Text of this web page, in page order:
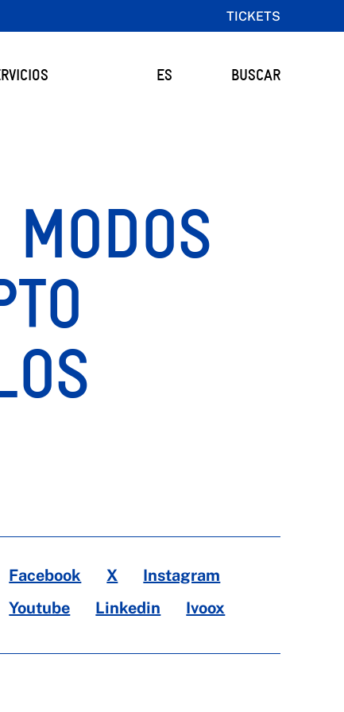
TICKETS
ES BUSCAR
Facebook X
Instagram
Youtube
Linkedin Ivoox